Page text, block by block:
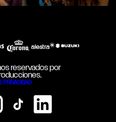
reservados por
PRIVACIDAD